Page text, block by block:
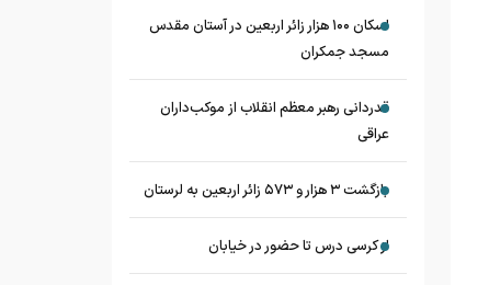
اسکان ۱۰۰ هزار زائر اربعین در آستان مقدس
مسجد جمکران
قدردانی رهبر معظم انقلاب از موکب‌داران
عراقی
بازگشت ۳ هزار و ۵۷۳ زائر اربعین به لرستان
از کرسی درس تا حضور در خیابان